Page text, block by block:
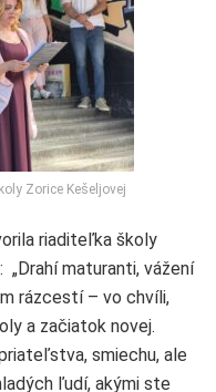
Zorice Kešeljovej
riaditeľka školy
„Drahí maturanti, vážení
rázcestí – vo chvíli,
a začiatok novej.
smiechu, ale
ľudí, akými ste